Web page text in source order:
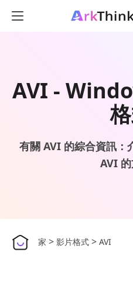
AVI -
有關 AVI 的綜合資訊：
AVI 的
家 > 影片格式 > AVI